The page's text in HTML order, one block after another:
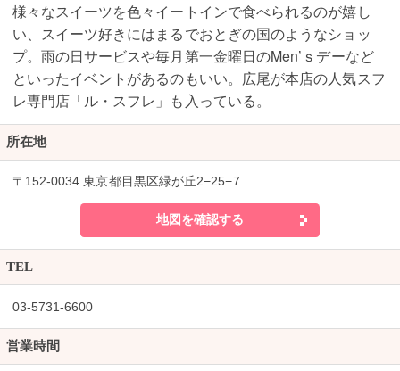
様々なスイーツを色々イートインで食べられるのが嬉し
い、スイーツ好きにはまるでおとぎの国のようなショッ
プ。雨の日サービスや毎月第一金曜日のMen’ｓデーなど
といったイベントがあるのもいい。広尾が本店の人気スフ
レ専門店「ル・スフレ」も入っている。
所在地
〒152-0034 東京都目黒区緑が丘2−25−7
地図を確認する
TEL
03-5731-6600
営業時間